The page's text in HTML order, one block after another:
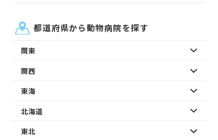
都道府県から動物病院を探す
関東
関西
東海
北海道
東北